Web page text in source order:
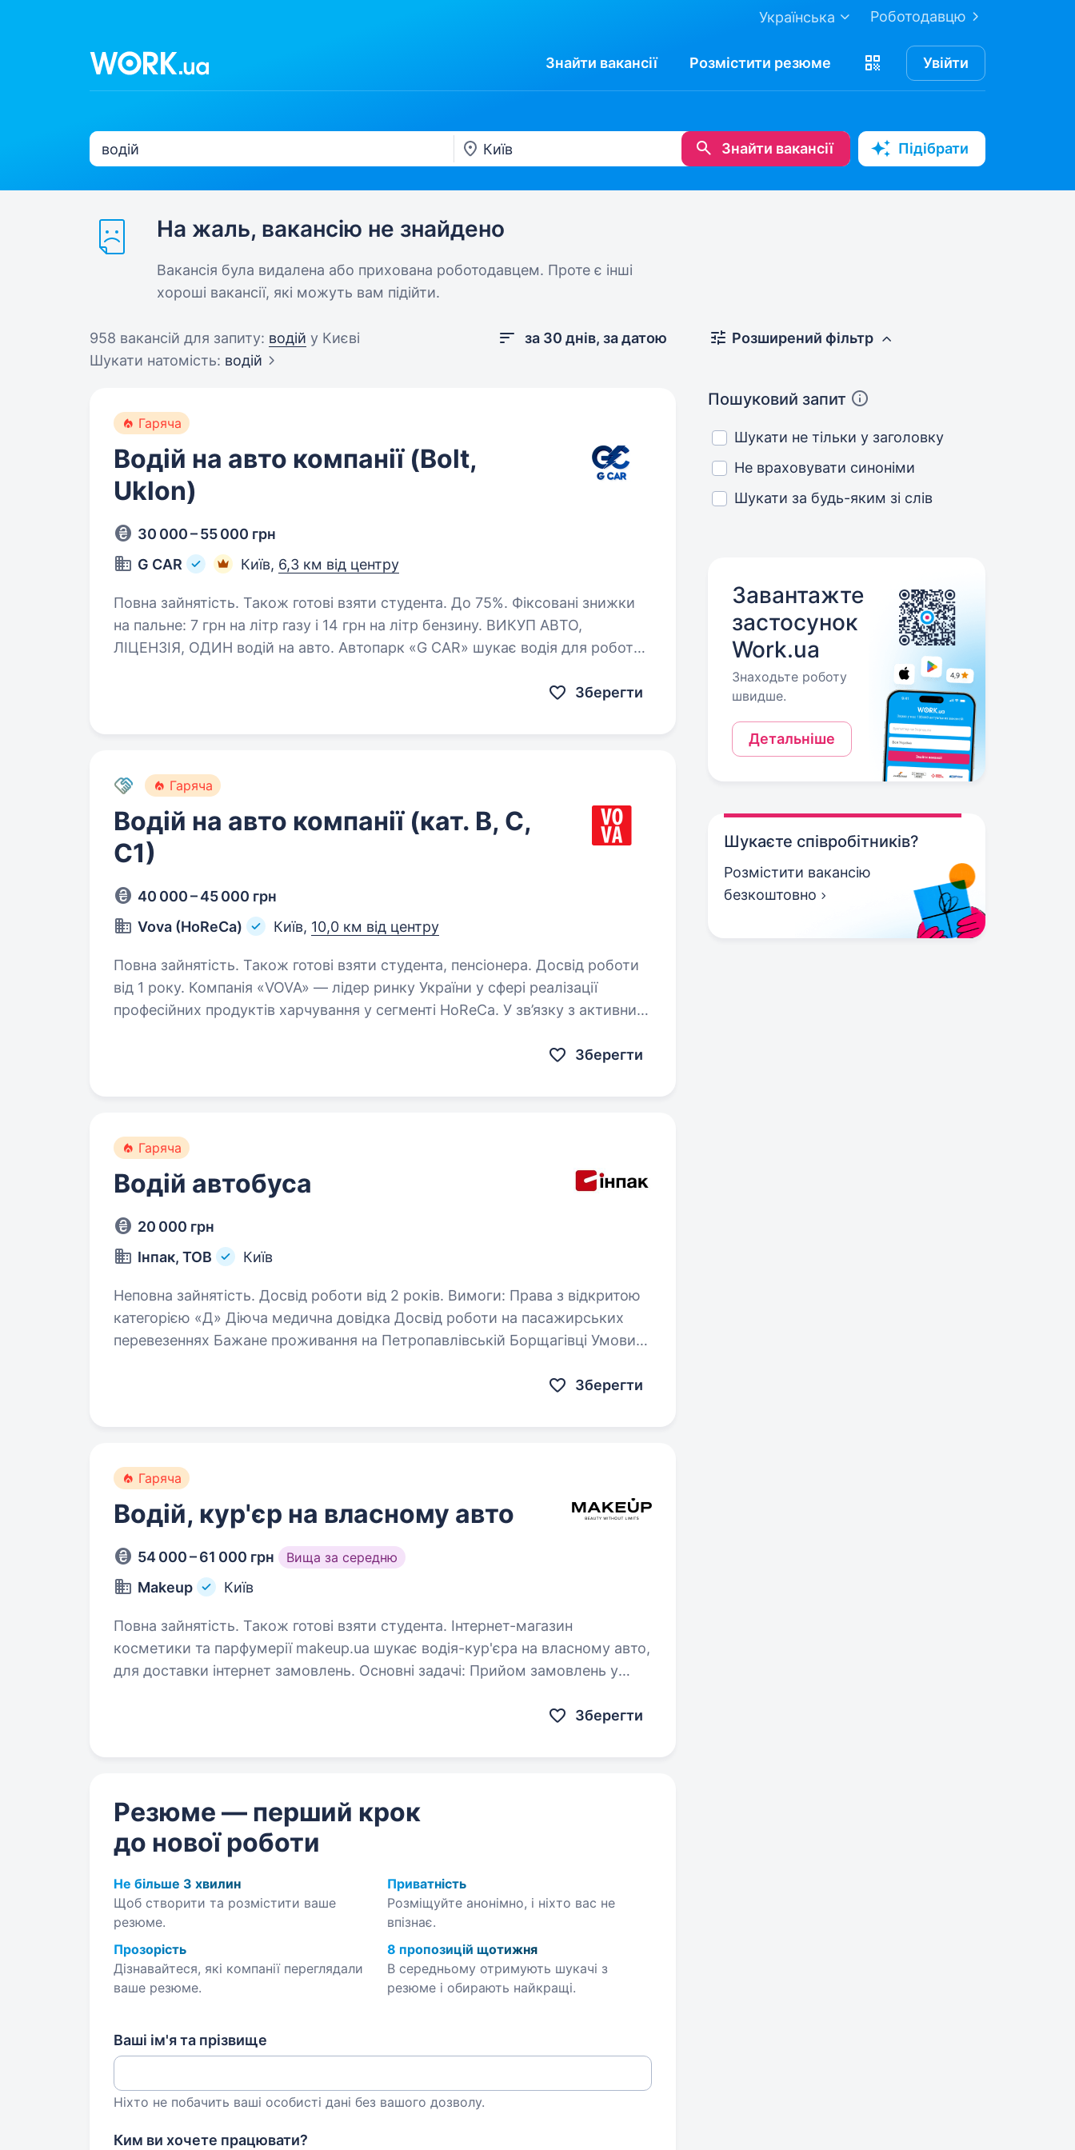
Роботодавцю
Українська
Знайти вакансії Розмістити резюме Увійти
Знайти вакансії Підібрати
На жаль, вакансію не знайдено
Вакансія була видалена або прихована роботодавцем. Проте є інші
хороші вакансії, які можуть вам підійти.
958 вакансій для запиту: водій у Києві
Шукати натомість: водiй
за 30 днів, за датою
Гаряча
Водій на авто компанії (Bolt,
Uklon)
30 000 – 55 000 грн
G CAR
Київ, 6,3 км від центру
Повна зайнятість. Також готові взяти студента. До 75%. Фіксовані знижки
на пальне: 7 грн на літр газу і 14 грн на літр бензину. ВИКУП АВТО,
ЛІЦЕНЗІЯ, ОДИН водій на авто. ​​Автопарк «G CAR» шукає водія для роботи
Зберегти
Гаряча
Водій на авто компанії (кат. В, С,
С1)
40 000 – 45 000 грн
Vova (HoReCa)
Київ, 10,0 км від центру
Повна зайнятість. Також готові взяти студента, пенсіонера. Досвід роботи
від 1 року. Компанія «VOVA» — лідер ринку України у сфері реалізації
професійних продуктів харчування у сегменті HoReCa. У зв’язку з активним
Зберегти
Гаряча
Водій автобуса
20 000 грн
Інпак, ТОВ
Київ
Неповна зайнятість. Досвід роботи від 2 років. Вимоги: Права з відкритою
категорією «Д» Діюча медична довідка Досвід роботи на пасажирських
перевезеннях Бажане проживання на Петропавлівській Борщагівці Умови
Зберегти
Гаряча
Водій, кур'єр на власному авто
54 000 – 61 000 грн Вища за середню
Makeup Київ
Повна зайнятість. Також готові взяти студента. Інтернет-магазин
косметики та парфумерії makeup.ua шукає водія-кур'єра на власному авто,
для доставки інтернет замовлень. Основні задачі: Прийом замовлень у
Зберегти
Резюме — перший крок
до нової роботи
Не більше 3 хвилин
Щоб створити та розмістити ваше
резюме.
Приватність
Розміщуйте анонімно, і ніхто вас не
впізнає.
Прозорість
Дізнавайтеся, які компанії переглядали
ваше резюме.
8 пропозицій щотижня
В середньому отримують шукачі з
резюме і обирають найкращі.
Ваші ім'я та прізвище
Ніхто не побачить ваші особисті дані без вашого дозволу.
Ким ви хочете працювати?
Розширений фільтр
Пошуковий запит
Шукати не тільки у заголовку
Не враховувати синоніми
Шукати за будь-яким зі слів
Завантажте
застосунок
Work.ua
Знаходьте роботу
швидше.
Детальніше
Шукаєте співробітників?
Розмістити вакансію
безкоштовно